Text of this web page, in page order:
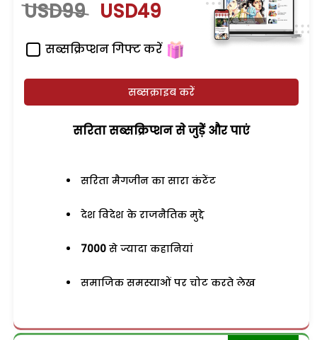
USD99 USD49
सब्सक्रिप्शन गिफ्ट करें
सब्सक्राइब करें
सरिता सब्सक्रिप्शन से जुड़ेें और पाएं
सरिता मैगजीन का सारा कंटेंट
देश विदेश के राजनैतिक मुद्दे
7000 से ज्यादा कहानियां
समाजिक समस्याओं पर चोट करते लेख